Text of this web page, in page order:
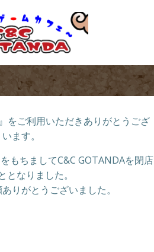
ン
テ
ン
ツ
へ
ス
ッ
プ
をご利用いただきありがとうござ
います。
もちましてC&C GOTANDAを閉店
となりました。
りがとうございました。